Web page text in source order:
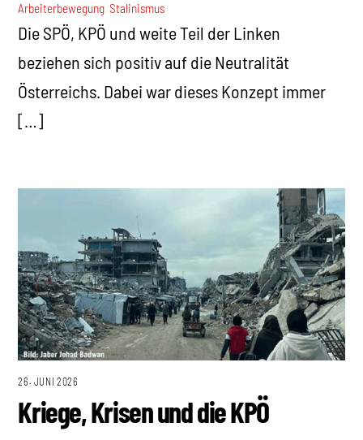
Arbeiterbewegung ,Stalinismus
Die SPÖ, KPÖ und weite Teil der Linken
beziehen sich positiv auf die Neutralität
Österreichs. Dabei war dieses Konzept immer
[…]
26. JUNI 2026
Kriege, Krisen und die KPÖ